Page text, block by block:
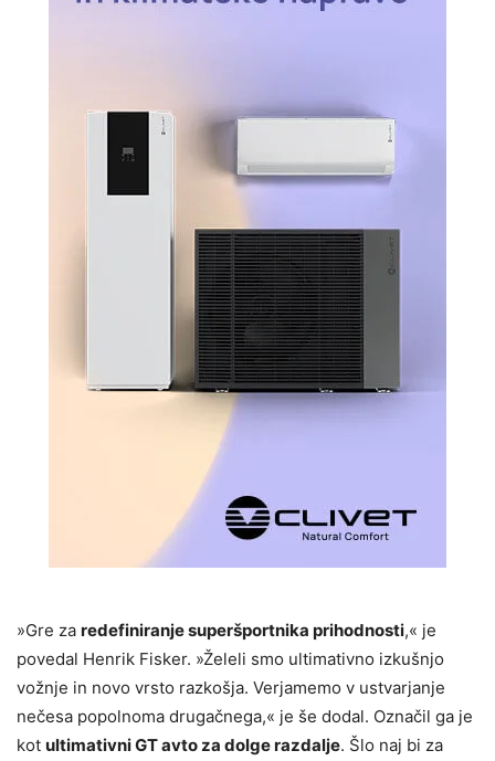
»Gre za redefiniranje superšportnika prihodnosti,« je
povedal Henrik Fisker. »Želeli smo ultimativno izkušnjo
vožnje in novo vrsto razkošja. Verjamemo v ustvarjanje
nečesa popolnoma drugačnega,« je še dodal. Označil ga je
kot ultimativni GT avto za dolge razdalje. Šlo naj bi za